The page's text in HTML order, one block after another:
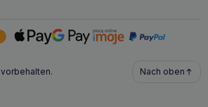
AniFlexi+ 500g zur Unterstützung
mehr Freude an jedem Tag bereiten.
Nach oben